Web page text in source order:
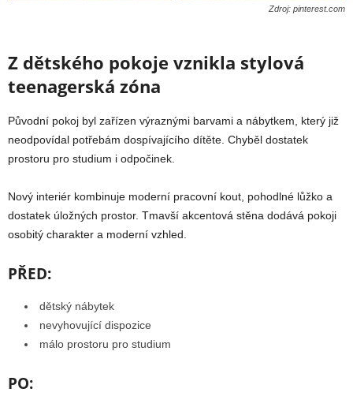
Zdroj: pinterest.com
Z dětského pokoje vznikla stylová
teenagerská zóna
Původní pokoj byl zařízen výraznými barvami a nábytkem, který již
neodpovídal potřebám dospívajícího dítěte. Chyběl dostatek
prostoru pro studium i odpočinek.
Nový interiér kombinuje moderní pracovní kout, pohodlné lůžko a
dostatek úložných prostor. Tmavší akcentová stěna dodává pokoji
osobitý charakter a moderní vzhled.
PŘED:
dětský nábytek
nevyhovující dispozice
málo prostoru pro studium
PO: